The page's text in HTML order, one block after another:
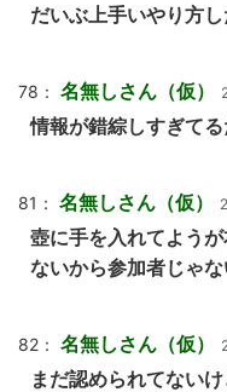
だいぶ上手いやり方
78： 名無しさん（仮）
情報が錯綜しすぎてる
81： 名無しさん（仮）
壺に手を入れてよう
ないから参加者じゃ
82： 名無しさん（仮）
まだ認められてない